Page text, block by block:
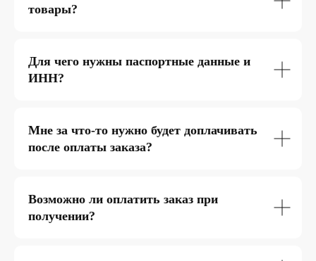
товары?
Для чего нужны паспортные данные и
ИНН?
Мне за что-то нужно будет доплачивать
после оплаты заказа?
Возможно ли оплатить заказ при
получении?